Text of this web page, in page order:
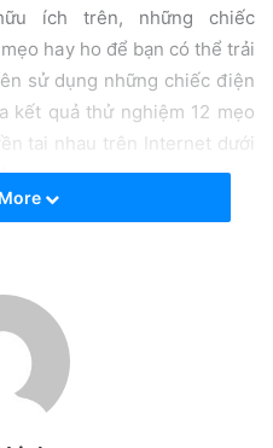
ích trên, những chiếc
hay ho để bạn có thể trải
sử dụng những chiếc điện
kết quả thử nghiệm 12 mẹo
tai nhau trên Internet dưới